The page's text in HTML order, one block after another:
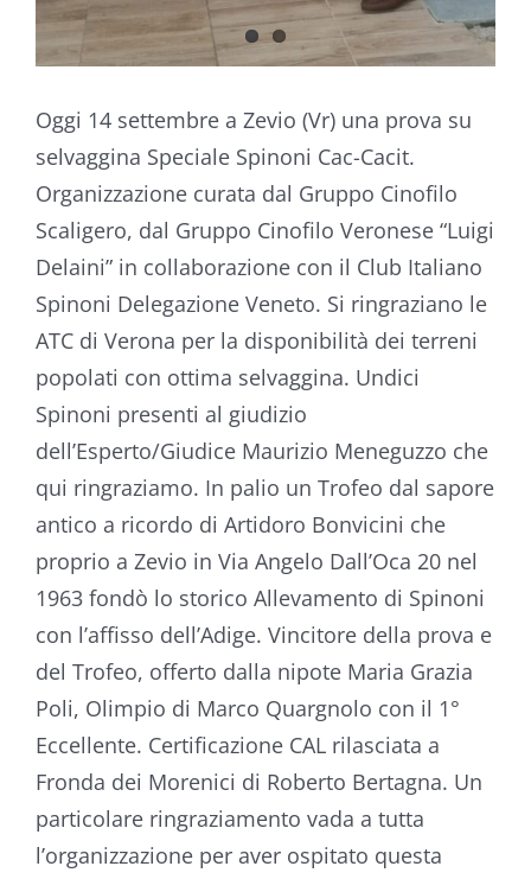
Oggi 14 settembre a Zevio (Vr) una prova su
selvaggina Speciale Spinoni Cac-Cacit.
Organizzazione curata dal Gruppo Cinofilo
Scaligero, dal Gruppo Cinofilo Veronese “Luigi
Delaini” in collaborazione con il Club Italiano
Spinoni Delegazione Veneto. Si ringraziano le
ATC di Verona per la disponibilità dei terreni
popolati con ottima selvaggina. Undici
Spinoni presenti al giudizio
dell’Esperto/Giudice Maurizio Meneguzzo che
qui ringraziamo. In palio un Trofeo dal sapore
antico a ricordo di Artidoro Bonvicini che
proprio a Zevio in Via Angelo Dall’Oca 20 nel
1963 fondò lo storico Allevamento di Spinoni
con l’affisso dell’Adige. Vincitore della prova e
del Trofeo, offerto dalla nipote Maria Grazia
Poli, Olimpio di Marco Quargnolo con il 1°
Eccellente. Certificazione CAL rilasciata a
Fronda dei Morenici di Roberto Bertagna. Un
particolare ringraziamento vada a tutta
l’organizzazione per aver ospitato questa